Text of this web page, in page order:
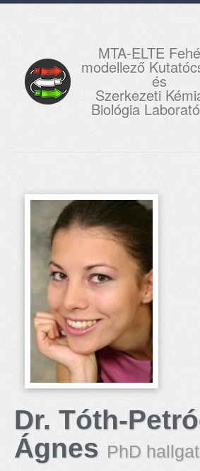
MTA-ELTE
modellező
és
Szerkezeti
Biológia
OKTATÁS
MUNKATÁRSAK
AKTUÁLIS
GALÉRIA
KAPCSOLAT
Dr. Tóth-
Ágnes PhD